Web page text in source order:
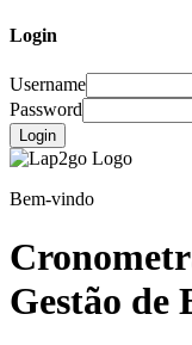
Login
Username
Password
Login
Bem-vindo
Gestão de